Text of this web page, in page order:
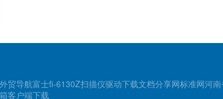
外贸导航富士fi-6130Z扫描仪驱动下载文档分享网标准网河
客户端下载